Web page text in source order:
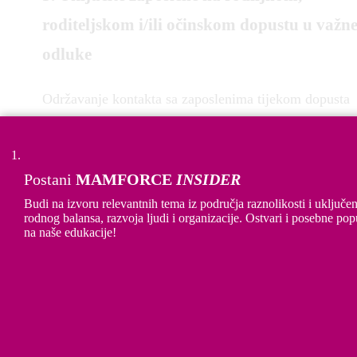
roditeljskom i/ili očinskom dopustu u važne
odluke
Održavanje kontakta sa zaposlenima tijekom dopusta
važnim novostima ili promjenama u timu. Uzmite ih u
obzir prilikom promocija ukoliko je moguće,
uzimajući u obzir njihov doprinos prije dopusta. Time
Postani MAMFORCE INSIDER
Budi na izvoru relevantnih tema iz područja raznolikosti i
rodnog balansa, razvoja ljudi i organizacije. Ostvari i posebne
na naše edukacije!